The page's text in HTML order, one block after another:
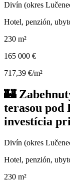
Divín (okres
Hotel, penzión,
230 m²
165 000 €
717,39 €/m²
🏰
terasou pod
investícia
Divín (okres
Hotel, penzión,
230 m²